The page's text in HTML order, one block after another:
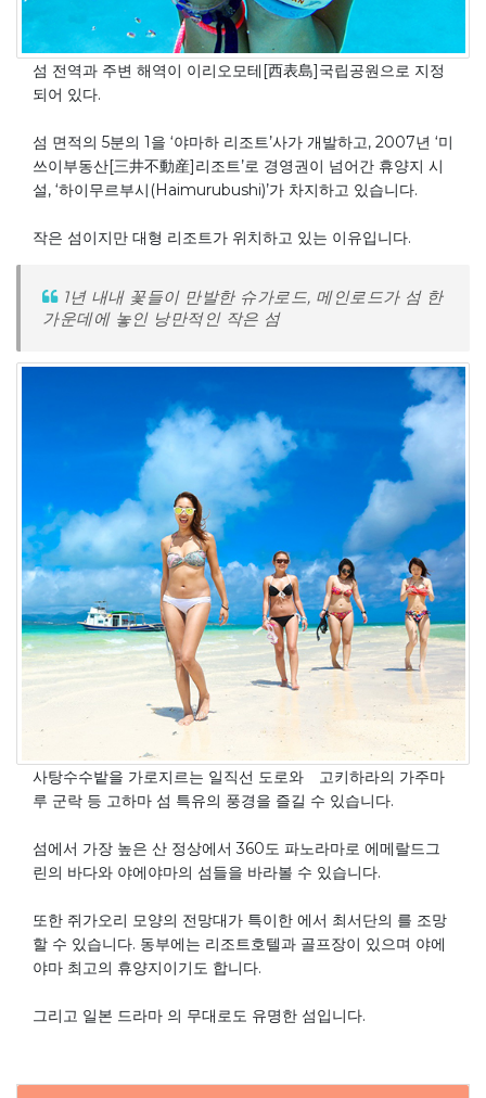
섬 전역과 주변 해역이 이리오모테[西表島]국립공원으로 지정
되어 있다.
섬 면적의 5분의 1을 ‘야마하 리조트’사가 개발하고, 2007년 ‘미
쓰이부동산[三井不動産]리조트’로 경영권이 넘어간 휴양지 시
설, ‘하이무르부시(Haimurubushi)’가 차지하고 있습니다.
작은 섬이지만 대형 리조트가 위치하고 있는 이유입니다.
1년 내내 꽃들이 만발한 슈가로드, 메인로드가 섬 한
가운데에 놓인 낭만적인 작은 섬
사탕수수밭을 가로지르는 일직선 도로와 고키하라의 가주마
루 군락 등 고하마 섬 특유의 풍경을 즐길 수 있습니다.
섬에서 가장 높은 산 정상에서 360도 파노라마로 에메랄드그
린의 바다와 야에야마의 섬들을 바라볼 수 있습니다.
또한 쥐가오리 모양의 전망대가 특이한 에서 최서단의 를 조망
할 수 있습니다. 동부에는 리조트호텔과 골프장이 있으며 야에
야마 최고의 휴양지이기도 합니다.
그리고 일본 드라마 의 무대로도 유명한 섬입니다.